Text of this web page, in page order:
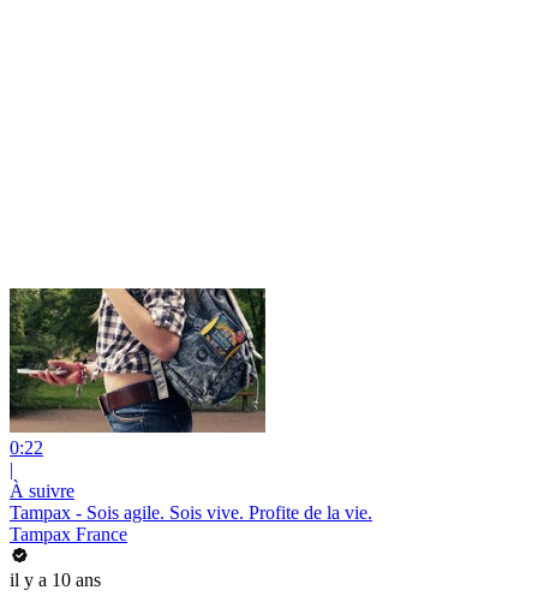
0:22
|
À suivre
Tampax - Sois agile. Sois vive. Profite de la vie.
Tampax France
il y a 10 ans